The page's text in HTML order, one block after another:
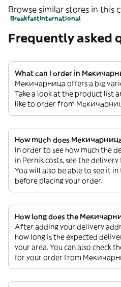
Browse similar stores in this
BreakfastInternational
Frequently asked
What can I order in
Мекичарница offers a big
Take a look at the product list
like to order from
How much does
In order to see how much the
in Pernik costs, see the
You will also be able to see it
before placing your order.
How long does the
After adding your delivery
how long is the expected
your area. You can also check
for your order from